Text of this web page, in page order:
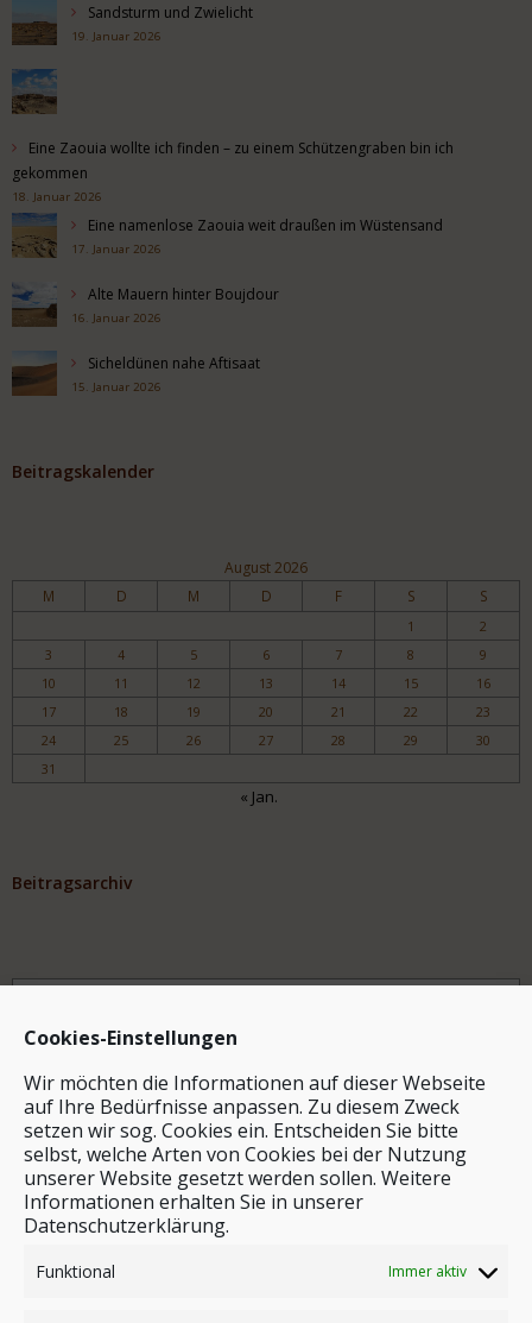
Cookies-Einstellungen
Wir möchten die Informationen auf dieser Webseite
auf Ihre Bedürfnisse anpassen. Zu diesem Zweck
setzen wir sog. Cookies ein. Entscheiden Sie bitte
selbst, welche Arten von Cookies bei der Nutzung
unserer Website gesetzt werden sollen. Weitere
Informationen erhalten Sie in unserer
Datenschutzerklärung.
Funktional Immer aktiv
Sandsturm und Zwielicht
19. Januar 2026
Eine Zaouia wollte ich finden – zu einem Schützengraben bin ich
gekommen
18. Januar 2026
Eine namenlose Zaouia weit draußen im Wüstensand
17. Januar 2026
Alte Mauern hinter Boujdour
16. Januar 2026
Sicheldünen nahe Aftisaat
15. Januar 2026
Beitragskalender
August 2026
M D M D F S S
1
2
3
4 5 6 7 8
9
10
11 12 13 14 15
16
17
18 19 20 21 22
23
24
25 26 27 28 29
30
31
« Jan.
Beitragsarchiv
Archiv
Stichwortsuche